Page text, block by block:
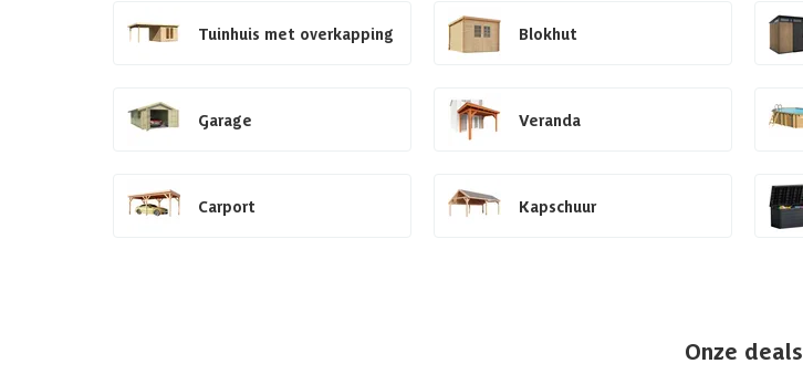
Tuinhuis met overkapping Blokhut
Garage Veranda
Carport Kapschuur
Onze deals